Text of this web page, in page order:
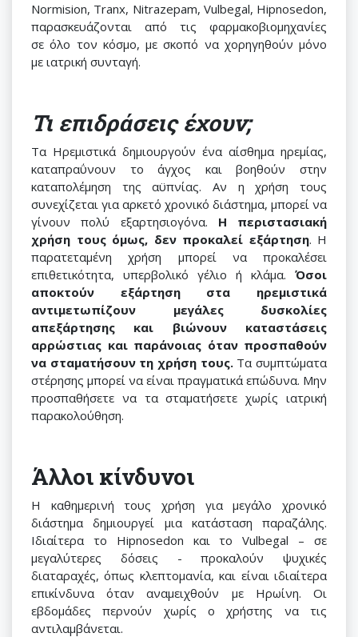
Normision, Tranx, Nitrazepam, Vulbegal, Hipnosedon,
παρασκευάζονται από τις φαρμακοβιομηχανίες
σε όλο τον κόσμο, με σκοπό να χορηγηθούν μόνο
με ιατρική συνταγή.
Τι επιδράσεις έχουν;
Τα Ηρεμιστικά δημιουργούν ένα αίσθημα ηρεμίας,
καταπραΰνουν το άγχος και βοηθούν στην
καταπολέμηση της αϋπνίας. Αν η χρήση τους
συνεχίζεται για αρκετό χρονικό διάστημα, μπορεί να
γίνουν πολύ εξαρτησιογόνα. Η περιστασιακή
χρήση τους όμως, δεν προκαλεί εξάρτηση. Η
παρατεταμένη χρήση μπορεί να προκαλέσει
επιθετικότητα, υπερβολικό γέλιο ή κλάμα. Όσοι
αποκτούν εξάρτηση στα ηρεμιστικά
αντιμετωπίζουν μεγάλες δυσκολίες
απεξάρτησης και βιώνουν καταστάσεις
αρρώστιας και παράνοιας όταν προσπαθούν
να σταματήσουν τη χρήση τους.Τα συμπτώματα
στέρησης μπορεί να είναι πραγματικά επώδυνα. Μην
προσπαθήσετε να τα σταματήσετε χωρίς ιατρική
παρακολούθηση.
Άλλοι κίνδυνοι
Η καθημερινή τους χρήση για μεγάλο χρονικό
διάστημα δημιουργεί μια κατάσταση παραζάλης.
Ιδιαίτερα το Hipnosedon και το Vulbegal – σε
μεγαλύτερες δόσεις - προκαλούν ψυχικές
διαταραχές, όπως κλεπτομανία, και είναι ιδιαίτερα
επικίνδυνα όταν αναμειχθούν με Ηρωίνη. Οι
εβδομάδες περνούν χωρίς ο χρήστης να τις
αντιλαμβάνεται.